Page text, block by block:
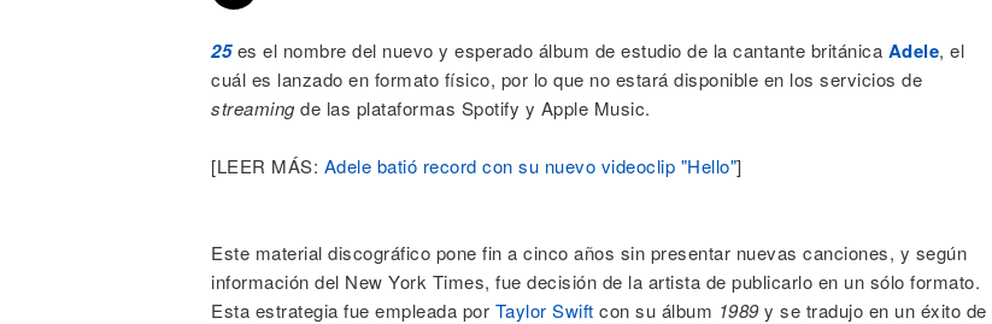
25es el nombre del nuevo y esperado álbum de estudio de la cantante británica Adele, el
cuál es lanzado en formato físico, por lo que no estará disponible en los servicios de
streamingde las plataformas Spotify y Apple Music.
[LEER MÁS: Adele batió record con su nuevo videoclip "Hello"]
Este material discográfico pone fin a cinco años sin presentar nuevas canciones, y según
información del New York Times, fue decisión de la artista de publicarlo en un sólo formato.
Esta estrategia fue empleada por Taylor Swift con su álbum 1989y se tradujo en un éxito de